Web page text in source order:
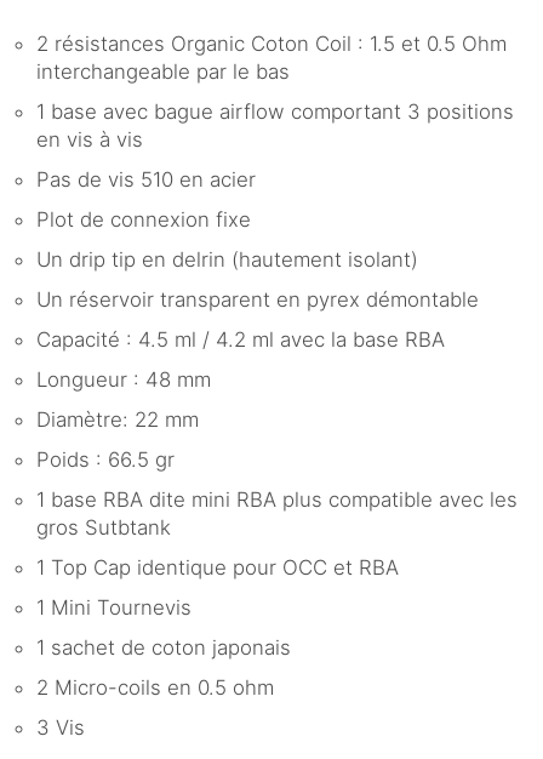
2 résistances Organic Coton Coil : 1.5 et 0.5 Ohm
interchangeable par le bas
1 base avec bague airflow comportant 3 positions
en vis à vis
Pas de vis 510 en acier
Plot de connexion fixe
Un drip tip en delrin (hautement isolant)
Un réservoir transparent en pyrex démontable
Capacité : 4.5 ml / 4.2 ml avec la base RBA
Longueur : 48 mm
Diamètre: 22 mm
Poids : 66.5 gr
1 base RBA dite mini RBA plus compatible avec les
gros Sutbtank
1 Top Cap identique pour OCC et RBA
1 Mini Tournevis
1 sachet de coton japonais
2 Micro-coils en 0.5 ohm
3 Vis